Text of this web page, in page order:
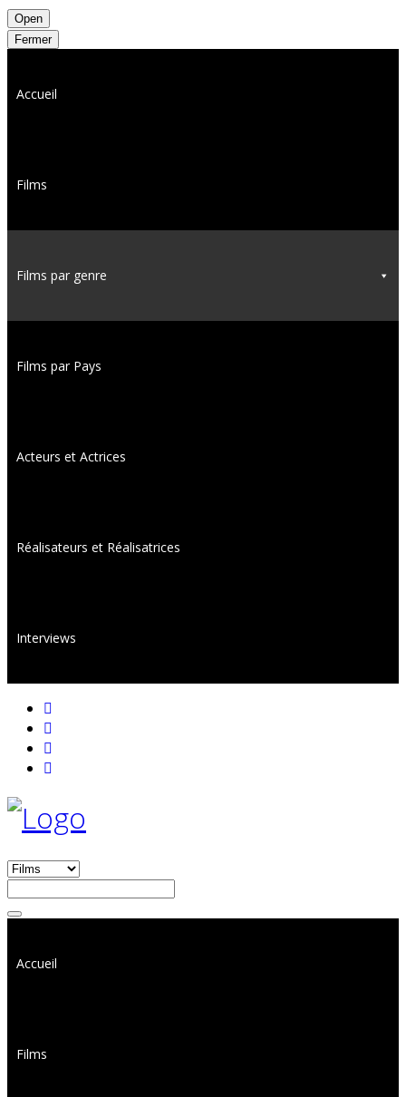
Open
Fermer
Accueil
Films
Films par genre
Films par Pays
Acteurs et Actrices
Réalisateurs et Réalisatrices
Interviews
Accueil
Films